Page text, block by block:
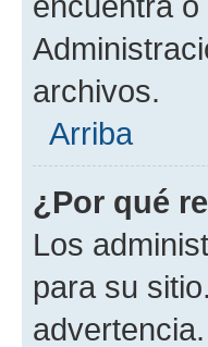
archivos.
Arriba
¿Por qué
Los
para su